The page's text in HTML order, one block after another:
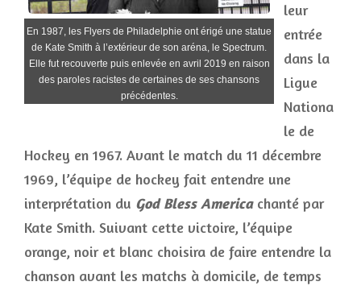
En 1987, les Flyers de Philadelphie ont érigé une statue
de Kate Smith à l’extérieur de son aréna, le Spectrum.
Elle fut recouverte puis enlevée en avril 2019 en raison
des paroles racistes de certaines de ses chansons
précédentes.
leur
entrée
dans la
Ligue
Nationa
le de
Hockey en 1967. Avant le match du 11 décembre
1969, l’équipe de hockey fait entendre une
interprétation du God Bless Americachanté par
Kate Smith. Suivant cette victoire, l’équipe
orange, noir et blanc choisira de faire entendre la
chanson avant les matchs à domicile, de temps